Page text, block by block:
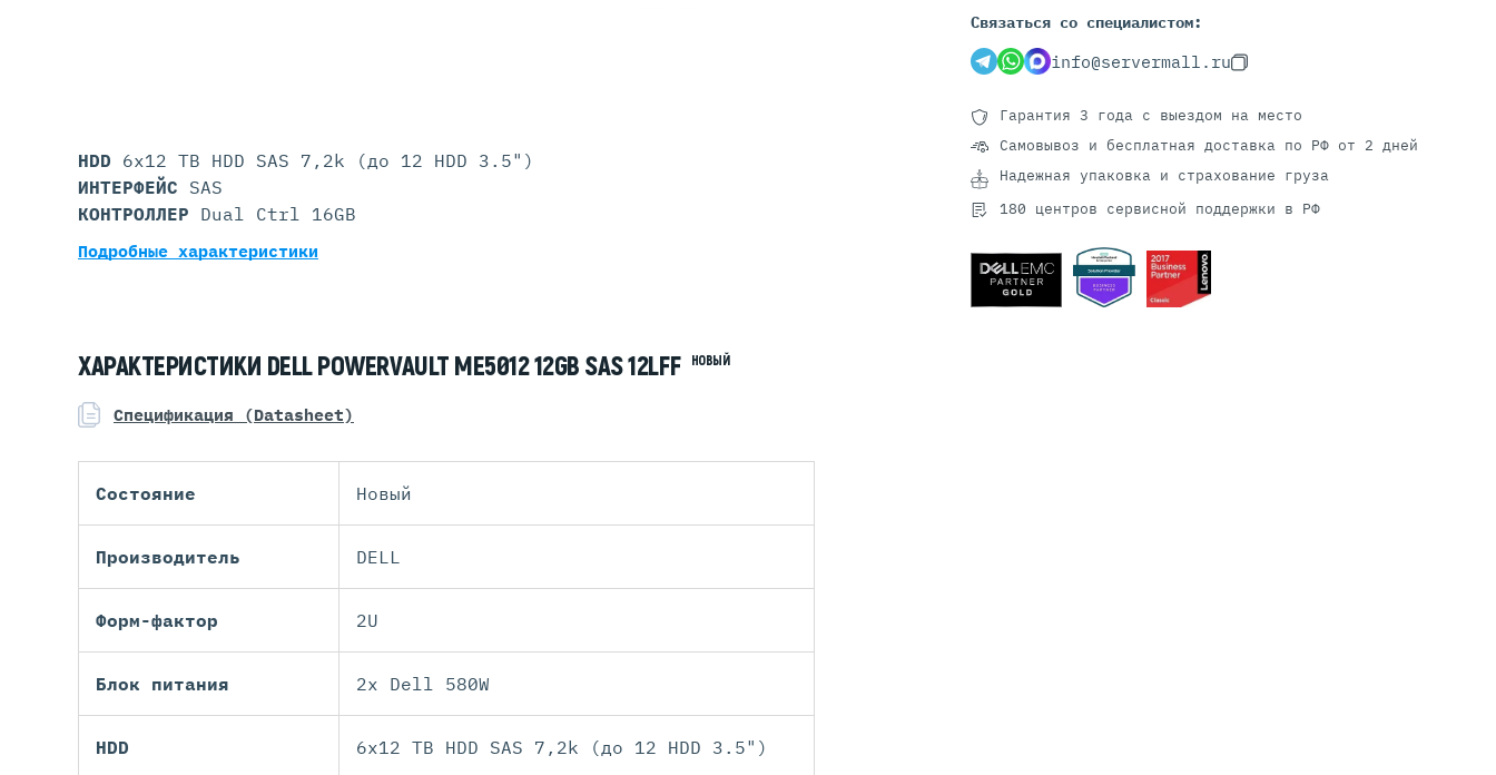
С 8 GPU
Связаться со специалистом:
info@servermall.ru
Гарантия 3 года с выездом на место
Самовывоз и бесплатная доставка по РФ от 2 дней
Надежная упаковка и страхование груза
180 центров сервисной поддержки в РФ
HDD 6x12 TB HDD SAS 7,2k (до 12 HDD 3.5")
ИНТЕРФЕЙС SAS
КОНТРОЛЛЕР Dual Ctrl 16GB
Подробные характеристики
ХАРАКТЕРИСТИКИ DELL POWERVAULT ME5012 12GB SAS 12LFF НОВЫЙ
Спецификация (Datasheet)
Состояние Новый
Производитель DELL
Форм-фактор 2U
Блок питания 2x Dell 580W
HDD 6x12 TB HDD SAS 7,2k (до 12 HDD 3.5")